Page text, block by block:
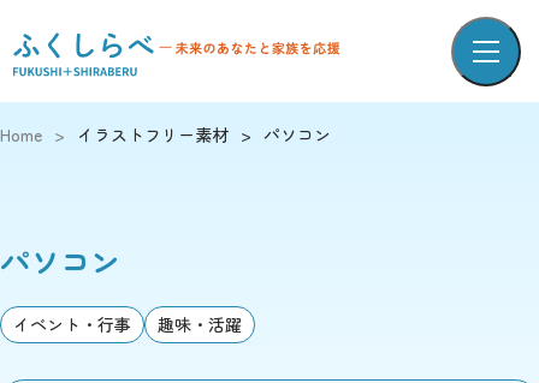
Home > イラストフリー素材 > パソコン
パソコン
イベント・行事 趣味・活躍